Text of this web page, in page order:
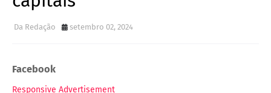
Da Redação setembro 02, 2024
Facebook
Responsive Advertisement